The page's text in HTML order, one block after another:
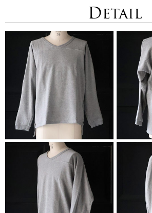
Detail